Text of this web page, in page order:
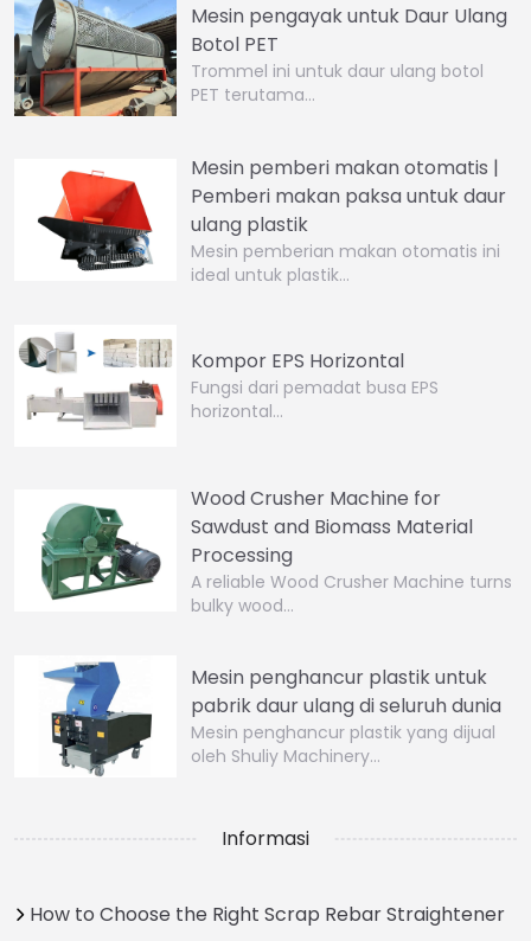
Mesin pengayak untuk Daur Ulang
Botol PET
Trommel ini untuk daur ulang botol
PET terutama…
Mesin pemberi makan otomatis |
Pemberi makan paksa untuk daur
ulang plastik
Mesin pemberian makan otomatis ini
ideal untuk plastik…
Kompor EPS Horizontal
Fungsi dari pemadat busa EPS
horizontal…
Wood Crusher Machine for
Sawdust and Biomass Material
Processing
A reliable Wood Crusher Machine turns
bulky wood…
Mesin penghancur plastik untuk
pabrik daur ulang di seluruh dunia
Mesin penghancur plastik yang dijual
oleh Shuliy Machinery…
Informasi
How to Choose the Right Scrap Rebar Straightener